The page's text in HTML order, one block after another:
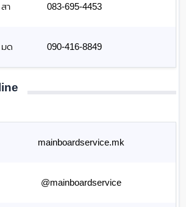
สา 083-695-4453
มด 090-416-8849
mainboardservice.mk
@mainboardservice